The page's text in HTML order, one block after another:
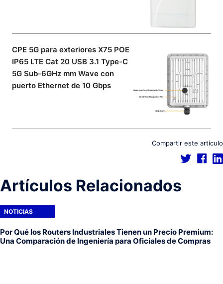
CPE 5G para exteriores X75 POE
IP65 LTE Cat 20 USB 3.1 Type-C
5G Sub-6GHz mm Wave con
puerto Ethernet de 10 Gbps
Compartir este artículo
Artículos Relacionados
NOTICIAS
Por Qué los Routers Industriales Tienen un Precio Premium:
Una Comparación de Ingeniería para Oficiales de Compras